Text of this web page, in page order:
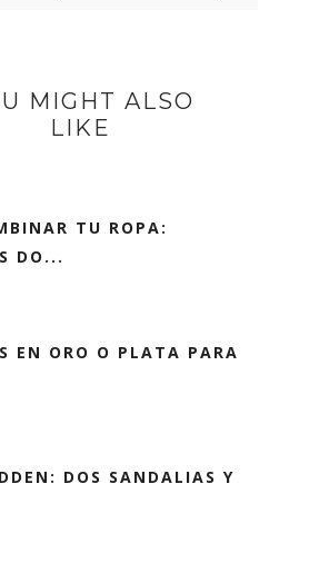
MIGHT ALSO
LIKE
TU ROPA:
DO...
EN ORO O PLATA PARA
DOS SANDALIAS Y